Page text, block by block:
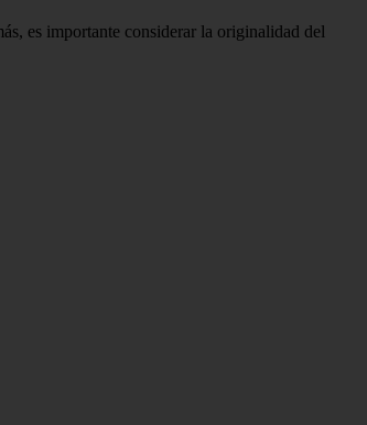
es importante considerar la originalidad del